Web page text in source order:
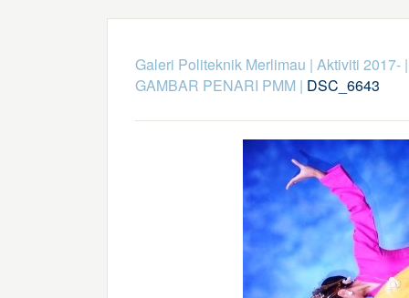
Galeri Politeknik Merlimau | Aktiviti 2017-
GAMBAR PENARI PMM | DSC_6643